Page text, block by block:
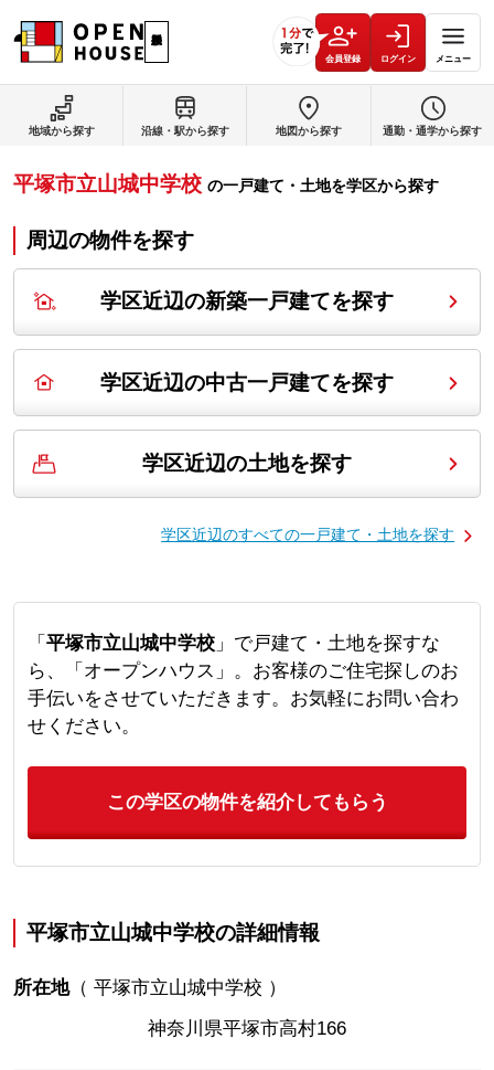
会員登録 ログイン メニュー
地域から探す 沿線・駅から探す 地図から探す 通勤・通学から探す
平塚市立山城中学校 の一戸建て・土地を学区から探す
周辺の物件を探す
学区近辺の新築一戸建てを探す
学区近辺の中古一戸建てを探す
学区近辺の土地を探す
学区近辺のすべての一戸建て・土地を探す
「 平塚市立山城中学校」で戸建て・土地を探すな
ら、「オープンハウス」。お客様のご住宅探しのお
手伝いをさせていただきます。お気軽にお問い合わ
せください。
この学区の物件を紹介してもらう
平塚市立山城中学校の詳細情報
所在地（ 平塚市立山城中学校 ）
神奈川県平塚市高村166